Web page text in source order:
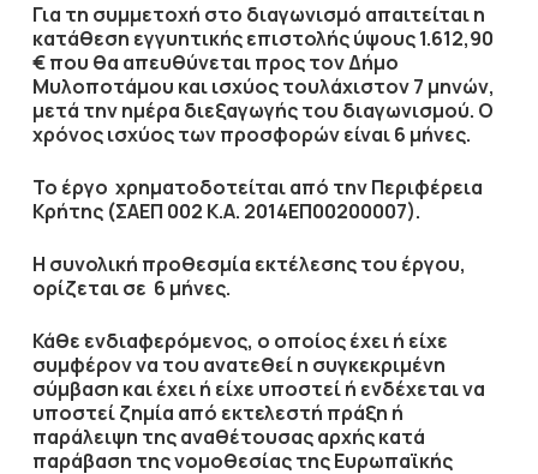
Για τη συμμετοχή στο διαγωνισμό απαιτείται η
κατάθεση εγγυητικής επιστολήςύψους1.612,90
€ που θα απευθύνεται προς τονΔήμο
Μυλοποτάμου και ισχύος τουλάχιστον7 μηνών,
μετά την ημέρα διεξαγωγής του διαγωνισμού. Ο
χρόνος ισχύος των προσφορών είναι6 μήνες.
Το έργο χρηματοδοτείται από την Περιφέρεια
Κρήτης (ΣΑΕΠ 002 Κ.Α. 2014ΕΠ00200007).
Η συνολική προθεσμία εκτέλεσης του έργου,
ορίζεται σε 6 μήνες.
Κάθε ενδιαφερόμενος, ο οποίος έχει ή είχε
συμφέρον να του ανατεθεί η συγκεκριμένη
σύμβαση και έχει ή είχε υποστεί ή ενδέχεται να
υποστεί ζημία από εκτελεστή πράξη ή
παράλειψη της αναθέτουσας αρχής κατά
παράβαση της νομοθεσίας της Ευρωπαϊκής